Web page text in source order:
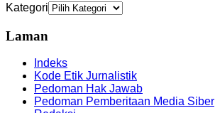
Kategori
Laman
Indeks
Kode Etik Jurnalistik
Pedoman Hak Jawab
Pedoman Pemberitaan Media Siber